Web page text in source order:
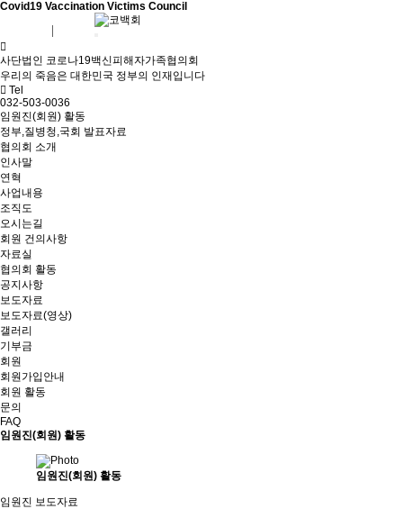
Covid19 Vaccination Victims Council
사단법인 코로나19백신피해자가족협의회
우리의 죽음은 대한민국 정부의 인재입니다
Tel
032-503-0036
임원진(회원) 활동
정부,질병청,국회 발표자료
협의회 소개
인사말
연혁
사업내용
조직도
오시는길
회원 건의사항
자료실
협의회 활동
공지사항
보도자료
보도자료(영상)
갤러리
기부금
회원
회원가입안내
회원 활동
문의
FAQ
임원진(회원) 활동
임원진(회원) 활동
임원진 보도자료